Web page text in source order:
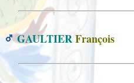
GAULTIERFrançois